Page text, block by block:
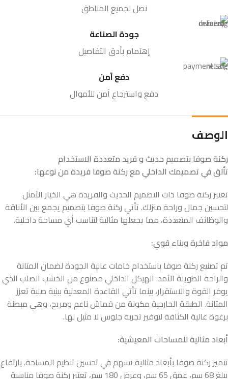
نصل لجميع المناطق
جودة الصناعة
إهتمام بأدق التفاصيل
دفع آمن
دفع واسترجاع آمن للأموال
الوصف
ركنة صوفا بتصميم حديث و فريد متعددة الاستخدام
تألق في تصميمك الداخلي مع ركنة صوفا فريدة من نوعها:
تعتبر ركنة صوفا ذات التصميم الحديث والفريدة هي الخيار الأمثل
لتحسين جمال وراحة منزلك. تأتي ركنة صوفا بتصميم يجمع بين الأناقة
والوظائف المتعددة، مما يجعلها مثالية لتناسب أي مساحة داخلية.
مواد فاخرة وبناء قوي:
تم تصنيع ركنة صوفا باستخدام خامات عالية الجودة لضمان المتانة
والراحة الطويلة الأمد. الهيكل الداخلي مصنوع من الخشب الصلب الذي
يوفر القوة والاستقرار، بينما تأتي القاعدة المعدنية ببنية صلبة تعزز
المتانة. الطبقة الخارجية مكونة من قماش ناعم ومريح، وهي مبطنة
برغوة عالية الكثافة لتوفير تجربة جلوس لا مثيل لها.
أبعاد مثالية للمساحات المعيشية:
تتميز ركنة صوفا بأبعاد مثالية تسهم في تحسين تنظيم المساحة. بارتفاع
يبلغ 68 سم، عمق 65 سم، وعرض 180 سم، تعتبر ركنة صوفا مناسبة